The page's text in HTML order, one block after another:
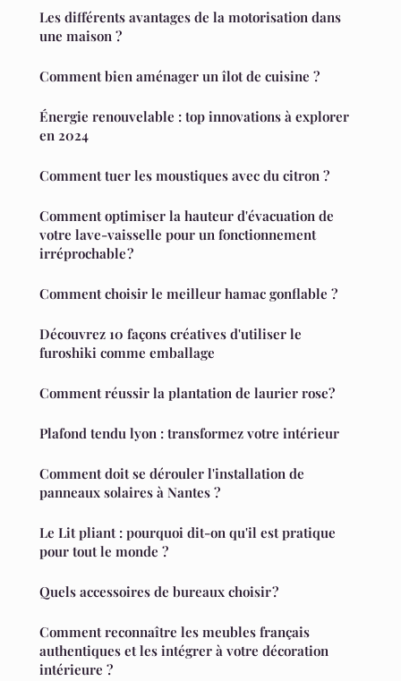
Les différents avantages de la motorisation dans
une maison ?
Comment bien aménager un îlot de cuisine ?
Énergie renouvelable : top innovations à explorer
en 2024
Comment tuer les moustiques avec du citron ?
Comment optimiser la hauteur d'évacuation de
votre lave-vaisselle pour un fonctionnement
irréprochable ?
Comment choisir le meilleur hamac gonflable ?
Découvrez 10 façons créatives d'utiliser le
furoshiki comme emballage
Comment réussir la plantation de laurier rose?
Plafond tendu lyon : transformez votre intérieur
Comment doit se dérouler l'installation de
panneaux solaires à Nantes ?
Le Lit pliant : pourquoi dit-on qu'il est pratique
pour tout le monde ?
Quels accessoires de bureaux choisir ?
Comment reconnaître les meubles français
authentiques et les intégrer à votre décoration
intérieure ?